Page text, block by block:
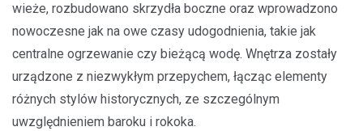
wieże, rozbudowano skrzydła boczne oraz wprowadzono
nowoczesne jak na owe czasy udogodnienia, takie jak
centralne ogrzewanie czy bieżącą wodę. Wnętrza zostały
urządzone z niezwykłym przepychem, łącząc elementy
różnych stylów historycznych, ze szczególnym
uwzględnieniem baroku i rokoka.